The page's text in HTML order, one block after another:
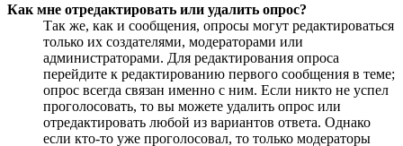
Как мне отредактировать или удалить опрос?
Так же, как и сообщения, опросы могут редактироваться
только их создателями, модераторами или
администраторами. Для редактирования опроса
перейдите к редактированию первого сообщения в теме;
опрос всегда связан именно с ним. Если никто не успел
проголосовать, то вы можете удалить опрос или
отредактировать любой из вариантов ответа. Однако
если кто-то уже проголосовал, то только модераторы